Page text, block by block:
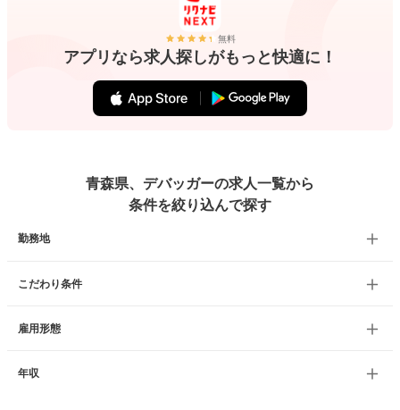
無料
アプリなら求人探しがもっと快適に！
青森県、デバッガーの求人一覧から
条件を絞り込んで探す
勤務地
こだわり条件
雇用形態
年収